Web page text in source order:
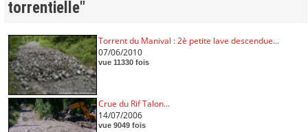
torrentielle"
Torrent du Manival : 2è petite lave descendue...
07/06/2010
vue 11330 fois
Crue du Rif Talon...
14/07/2006
vue 9049 fois